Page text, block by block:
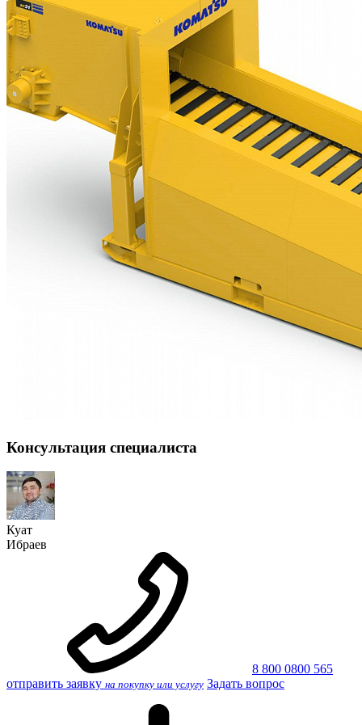
Консультация специалиста
Куат
Ибраев
8 800 0800 565
отправить заявку на покупку или услугу Задать вопрос